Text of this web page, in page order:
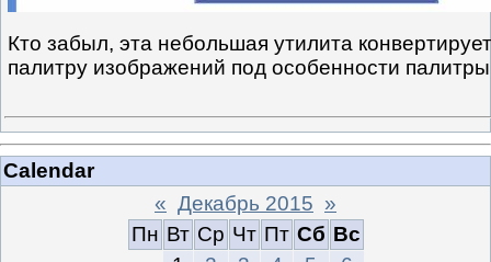
Кто забыл, эта небольшая утилита
палитру изображений под особенности
Calendar
« Декабрь 2015 »
Пн Вт Ср Чт Пт Сб Вс